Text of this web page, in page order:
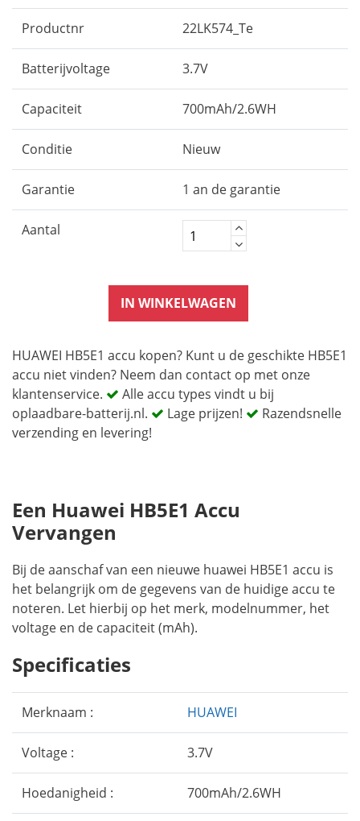
Productnr 22LK574_Te
Batterijvoltage 3.7V
Capaciteit 700mAh/2.6WH
Conditie Nieuw
Garantie 1 an de garantie
Aantal
IN WINKELWAGEN
HUAWEI HB5E1 accu kopen? Kunt u de geschikte HB5E1
accu niet vinden? Neem dan contact op met onze
klantenservice.
Alle accu types vindt u bij
oplaadbare-batterij.nl.
Lage prijzen!
Razendsnelle
verzending en levering!
Een Huawei HB5E1 Accu
Vervangen
Bij de aanschaf van een nieuwe huawei HB5E1 accu is
het belangrijk om de gegevens van de huidige accu te
noteren. Let hierbij op het merk, modelnummer, het
voltage en de capaciteit (mAh).
Specificaties
Merknaam : HUAWEI
Voltage : 3.7V
Hoedanigheid : 700mAh/2.6WH